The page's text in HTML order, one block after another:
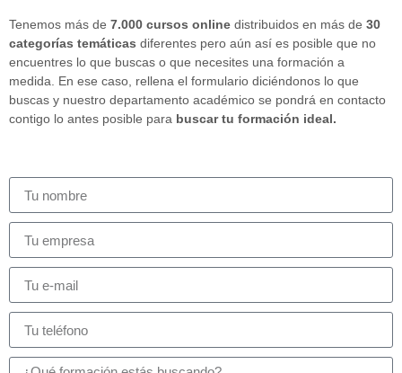
Tenemos más de 7.000 cursos online distribuidos en más de 30
categorías temáticas diferentes pero aún así es posible que no
encuentres lo que buscas o que necesites una formación a
medida. En ese caso, rellena el formulario diciéndonos lo que
buscas y nuestro departamento académico se pondrá en contacto
contigo lo antes posible para buscar tu formación ideal.